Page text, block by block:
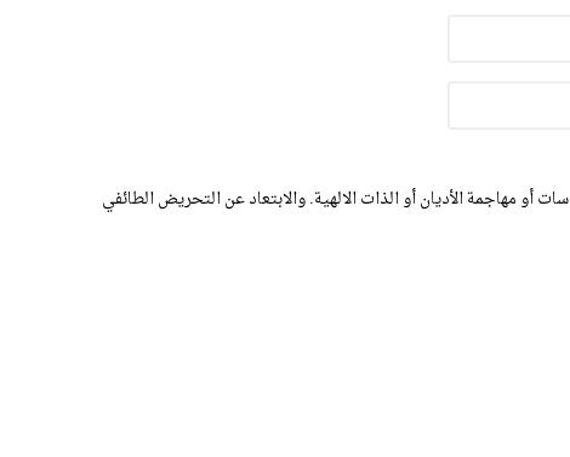
أو مهاجمة الأديان أو الذات الالهية. والابتعاد عن التحريض الطائفي